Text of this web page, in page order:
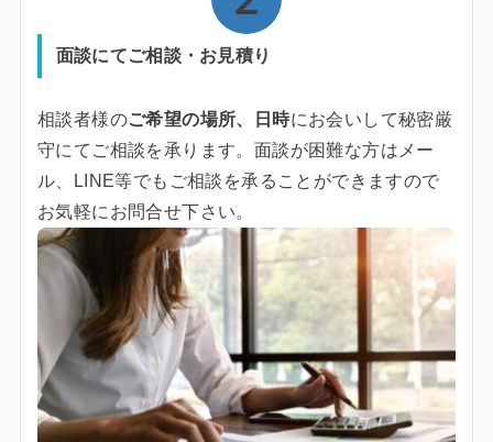
面談にてご相談・お見積り
相談者様のご希望の場所、日時にお会いして秘密厳
守にてご相談を承ります。面談が困難な方はメー
ル、LINE等でもご相談を承ることができますので
お気軽にお問合せ下さい。